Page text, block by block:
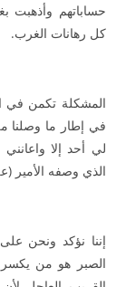
حساباتهم
كل رهانات الغرب.
المشكلة تكمن في
في إطار ما وصلنا
لي أحد إلا
الذي وصفه الأمير
إننا نؤكد ونحن
الصبر هو من يكسر